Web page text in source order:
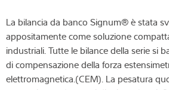
La bilancia da banco Signum® è stata
appositamente come soluzione
industriali. Tutte le bilance della serie si
di compensazione della forza
elettromagnetica.(CEM). La pesatura